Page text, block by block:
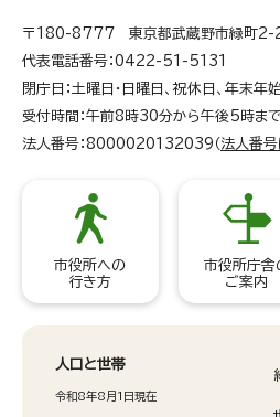
〒180-8777 東京都武蔵野市緑町2-
代表電話番号：0422-51-5131
閉庁日：土曜日・日曜日、祝休日、年末
受付時間：午前8時30分から午後5時まで
法人番号：8000020132039（ 法人番号
市役所への
行き方
市役所庁舎
ご案内
人口と世帯
令和8年8月1日現在